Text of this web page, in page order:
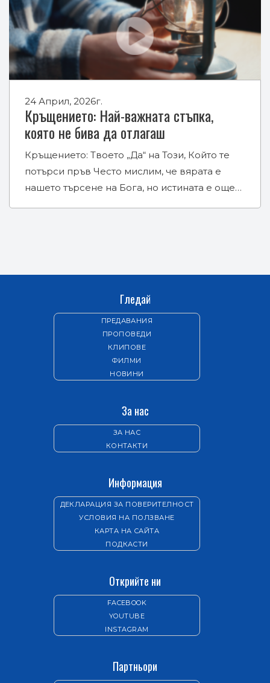
24 Април, 2026г.
Кръщението: Най-важната стъпка,
която не бива да отлагаш
Кръщението: Твоето „Да“ на Този, Който те
потърси пръв Често мислим, че вярата е
нашето търсене на Бога, но истината е още…
Гледай
ПРЕДАВАНИЯ
ПРОПОВЕДИ
КЛИПОВЕ
ФИЛМИ
НОВИНИ
За нас
ЗА НАС
КОНТАКТИ
Информация
ДЕКЛАРАЦИЯ ЗА ПОВЕРИТЕЛНОСТ
УСЛОВИЯ НА ПОЛЗВАНЕ
КАРТА НА САЙТА
ПОДКАСТИ
Открийте ни
FACEBOOK
YOUTUBE
INSTAGRAM
Партньори